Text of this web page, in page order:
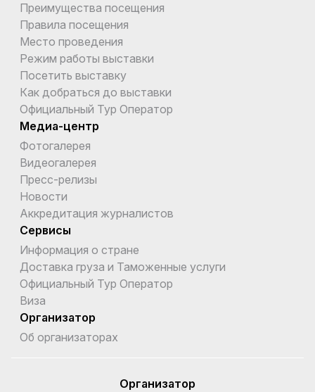
Преимущества посещения
Правила посещения
Место проведения
Режим работы выставки
Посетить выставку
Как добраться до выставки
Официальный Тур Оператор
Медиа-центр
Фотогалерея
Видеогалерея
Пресс-релизы
Новости
Аккредитация журналистов
Сервисы
Информация о стране
Доставка груза и Таможенные услуги
Официальный Тур Оператор
Виза
Организатор
Об организаторах
Организатор